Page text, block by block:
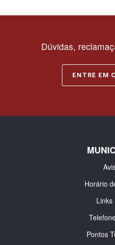
Dúvidas,
ENTRE EM
Horário
Links
Pontos